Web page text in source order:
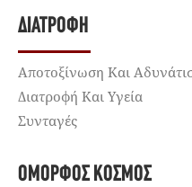
ΔΙΑΤΡΟΦΉ
Αποτοξίνωση Και
Διατροφή Και Υγεία
Συνταγές
ΌΜΟΡΦΟΣ ΚΌΣΜΟΣ